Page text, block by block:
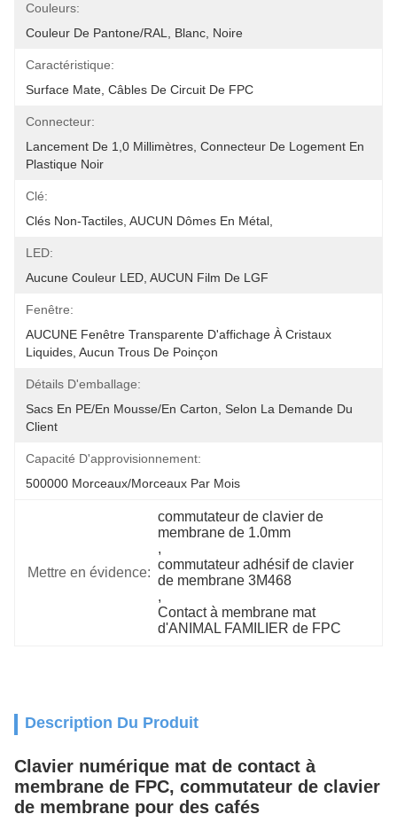
Couleurs:
Couleur De Pantone/RAL, Blanc, Noire
Caractéristique:
Surface Mate, Câbles De Circuit De FPC
Connecteur:
Lancement De 1,0 Millimètres, Connecteur De Logement En
Plastique Noir
Clé:
Clés Non-Tactiles, AUCUN Dômes En Métal,
LED:
Aucune Couleur LED, AUCUN Film De LGF
Fenêtre:
AUCUNE Fenêtre Transparente D'affichage À Cristaux
Liquides, Aucun Trous De Poinçon
Détails D'emballage:
Sacs En PE/en Mousse/en Carton, Selon La Demande Du
Client
Capacité D'approvisionnement:
500000 Morceaux/morceaux Par Mois
Mettre en évidence:
commutateur de clavier de
membrane de 1.0mm
,
commutateur adhésif de clavier
de membrane 3M468
,
Contact à membrane mat
d'ANIMAL FAMILIER de FPC
Description Du Produit
Clavier numérique mat de contact à
membrane de FPC, commutateur de clavier
de membrane pour des cafés